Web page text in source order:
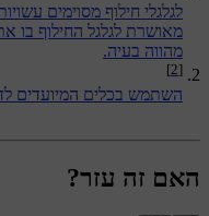
לגלגלי חילוף מסוימים
מאושרת לגלגל החילוף בו
מהווה בעיה.
[2]
השתמש בכלים המיועדים
האם זה עזר?